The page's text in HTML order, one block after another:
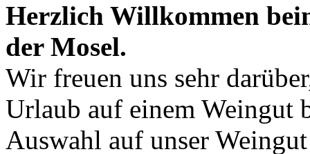
Herzlich Willkommen
der Mosel.
Wir freuen uns sehr
Urlaub auf einem Weingut
Auswahl auf unser